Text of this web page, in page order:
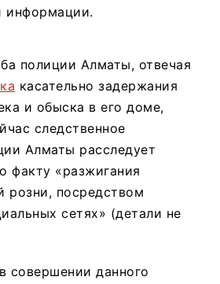
информации.
полиции Алматы, отвечая
касательно задержания
и обыска в его доме,
следственное
Алматы расследует
факту «разжигания
розни, посредством
сетях» (детали не
совершении данного